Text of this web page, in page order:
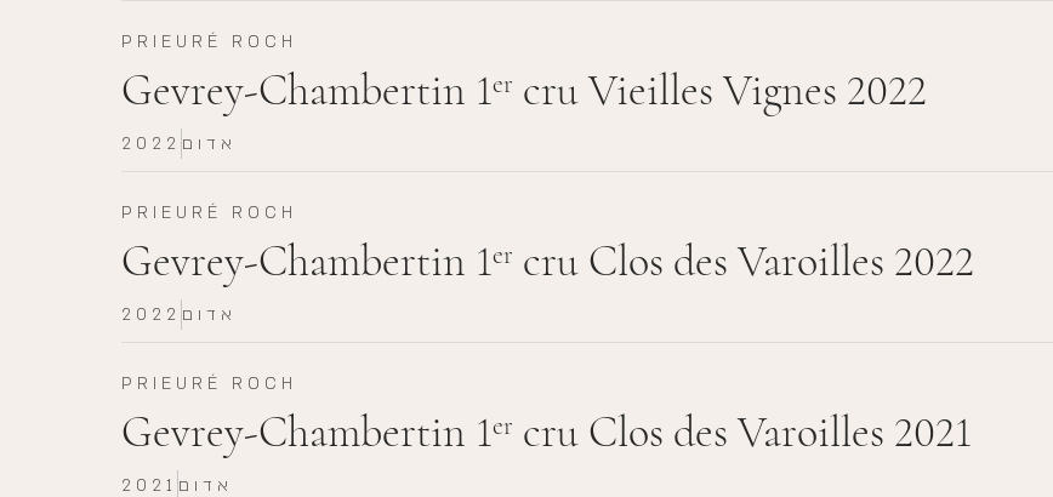
PRIEURÉ ROCH
Gevrey-Chambertin 1er cru Vieilles Vignes 2022
2022 אדום
PRIEURÉ ROCH
Gevrey-Chambertin 1er cru Clos des Varoilles 2022
2022 אדום
PRIEURÉ ROCH
Gevrey-Chambertin 1er cru Clos des Varoilles 2021
2021 אדום